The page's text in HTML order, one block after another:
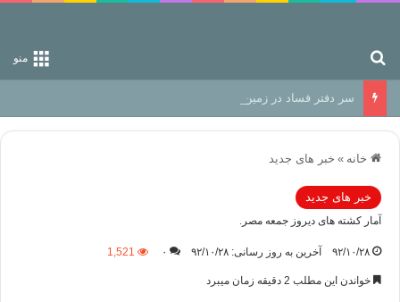
منو
سر دفتر فساد در زمین‌، دوری وکناره‌گیری از راه خداست‌!
خانه » خبر های جدید
خبر های جدید
آمار کشته های دیروز جمعه مصر.
۹۲/۱۰/۲۸ آخرین به روز رسانی: ۹۲/۱۰/۲۸ ۰ 1,521
خواندن این مطلب 2 دقیقه زمان میبرد